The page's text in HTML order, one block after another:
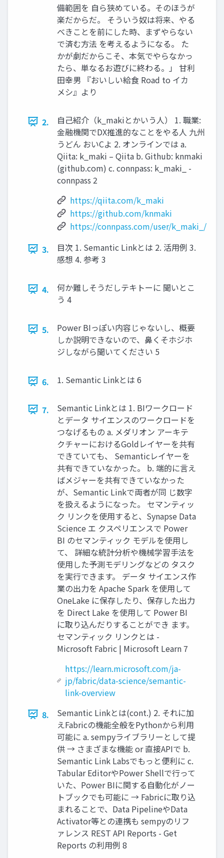
備範囲を 自ら狭めている。そのほうが
楽だからだ。 そういう奴は将来、やる
べきことを前にした時、まずやらない
で済む方法 を考えるようになる。 た
かが劇だからこそ、本気でやらなかっ
たら、単なるお遊びに終わる。」 甘利
田幸男 『おいしい給食 Road to イカ
メシ』より
2.
自己紹介（k_makiとかいう人） 1. 職業:
金融機関でDX推進的なことをやる人 九州
うどん おいCよ 2. オンラインでは a.
Qiita: k_maki – Qiita b. Github: knmaki
(github.com) c. connpass: k_maki_ -
connpass 2
https://qiita.com/k_maki
https://github.com/knmaki
https://connpass.com/user/k_maki_/
3.
目次 1. Semantic Linkとは 2. 活用例 3.
感想 4. 参考 3
4.
何か難しそうだしテキトーに 聞いとこ
う 4
5.
Power BIっぽい内容じゃないし、概要
しか説明できないので、鼻くそホジホ
ジしながら聞いてください 5
6. 1. Semantic Linkとは 6
7.
Semantic Linkとは 1. BIワークロード
とデータ サイエンスのワークロードを
つなげるもの a. メダリオン アーキテ
クチャーにおけるGoldレイヤーを共有
できていても、 Semanticレイヤーを
共有できていなかった。 b. 端的に言え
ばメジャーを共有できていなかった
が、Semantic Linkで両者が同 じ数字
を扱えるようになった。 セマンティッ
ク リンクを使用すると、Synapse Data
Science エ クスペリエンスで Power
BI のセマンティック モデルを使用し
て、 詳細な統計分析や機械学習手法を
使用した予測モデリングなどの タスク
を実行できます。 データ サイエンス作
業の出力を Apache Spark を使用して
OneLake に保存したり、保存した出力
を Direct Lake を使用して Power BI
に取り込んだりすることができ ます。
セマンティック リンクとは -
Microsoft Fabric | Microsoft Learn 7
https://learn.microsoft.com/ja-
jp/fabric/data-science/semantic-
link-overview
8.
Semantic Linkとは(cont.) 2. それに加
えFabricの機能全般をPythonから利用
可能に a. sempyライブラリーとして提
供 → さまざまな機能 or 直接APIで b.
Semantic Link Labsでもっと便利に c.
Tabular EditorやPower Shellで行って
いた、Power BIに関する自動化がノー
トブックでも可能に → Fabricに取り込
まれることで、Data PipelineやData
Activator等との連携も sempyのリフ
ァレンス REST API Reports - Get
Reports の利用例 8